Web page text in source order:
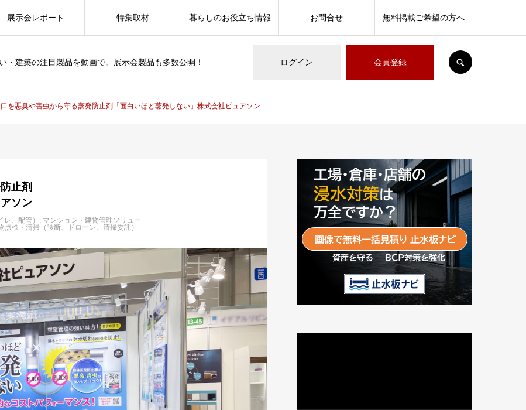
・建築の注目製品を動画で。展示会製品も多数公開！ ログイン 会員登録
展示会レポート 特集取材 暮らしのお役立ち情報 お問合せ 無料掲載ご希望の方へ
を悪臭や害虫から守る蒸発防止剤「面白いほど蒸発しない」株式会社ピュアソン
止剤
ソン
、配管）
マンション・建物管理ソリュー
点検・清掃（診断、ドローン、清掃委託）